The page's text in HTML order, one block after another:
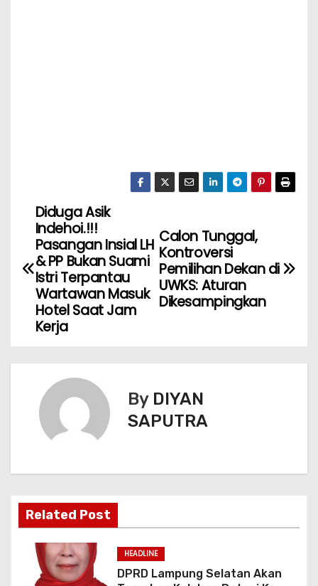
Calon Tunggal,
Kontroversi
Pemilihan Dekan di
UWKS: Aturan
Dikesampingkan
Diduga Asik
Indehoi.!!!
Pasangan Insial LH
& PP Bukan Suami
Istri Terpantau
Wartawan Masuk
Hotel Saat Jam
Kerja
By DIYAN
SAPUTRA
Related Post
HEADLINE
DPRD Lampung Selatan Akan